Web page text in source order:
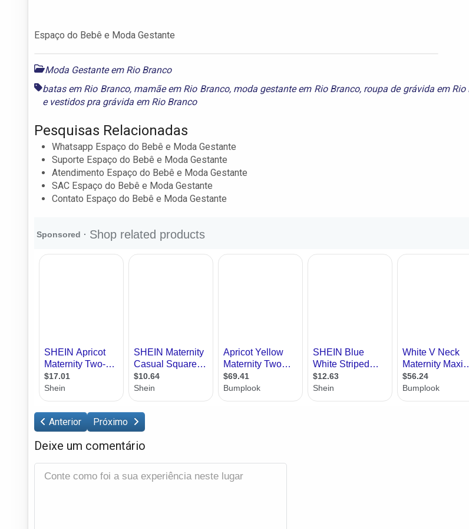
Espaço do Bebê e Moda Gestante
Moda Gestante em Rio Branco
batas em Rio Branco, mamãe em Rio Branco, moda gestante em Rio Branco, roupa de grávida em Rio
e vestidos pra grávida em Rio Branco
Pesquisas Relacionadas
Whatsapp Espaço do Bebê e Moda Gestante
Suporte Espaço do Bebê e Moda Gestante
Atendimento Espaço do Bebê e Moda Gestante
SAC Espaço do Bebê e Moda Gestante
Contato Espaço do Bebê e Moda Gestante
Anterior Próximo
Deixe um comentário